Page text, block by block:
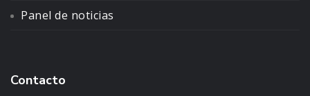
Panel de noticias
Contacto